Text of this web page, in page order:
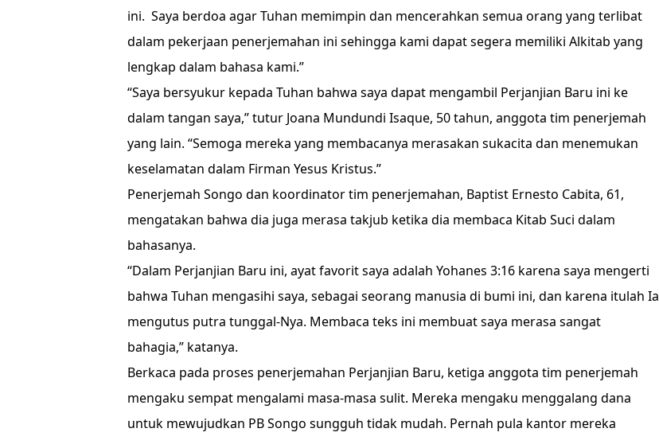
ini. Saya berdoa agar Tuhan memimpin dan mencerahkan semua orang yang terlibat
dalam pekerjaan penerjemahan ini sehingga kami dapat segera memiliki Alkitab yang
lengkap dalam bahasa kami.”
“Saya bersyukur kepada Tuhan bahwa saya dapat mengambil Perjanjian Baru ini ke
dalam tangan saya,” tutur Joana Mundundi Isaque, 50 tahun, anggota tim penerjemah
yang lain. “Semoga mereka yang membacanya merasakan sukacita dan menemukan
keselamatan dalam Firman Yesus Kristus.”
Penerjemah Songo dan koordinator tim penerjemahan, Baptist Ernesto Cabita, 61,
mengatakan bahwa dia juga merasa takjub ketika dia membaca Kitab Suci dalam
bahasanya.
“Dalam Perjanjian Baru ini, ayat favorit saya adalah Yohanes 3:16 karena saya mengerti
bahwa Tuhan mengasihi saya, sebagai seorang manusia di bumi ini, dan karena itulah Ia
mengutus putra tunggal-Nya. Membaca teks ini membuat saya merasa sangat
bahagia,” katanya.
Berkaca pada proses penerjemahan Perjanjian Baru, ketiga anggota tim penerjemah
mengaku sempat mengalami masa-masa sulit. Mereka mengaku menggalang dana
untuk mewujudkan PB Songo sungguh tidak mudah. Pernah pula kantor mereka